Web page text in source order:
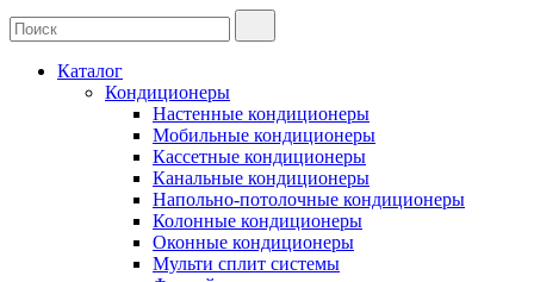
Каталог
Кондиционеры
Настенные кондиционеры
Мобильные кондиционеры
Кассетные кондиционеры
Канальные кондиционеры
Напольно-потолочные кондиционеры
Колонные кондиционеры
Оконные кондиционеры
Мульти сплит системы